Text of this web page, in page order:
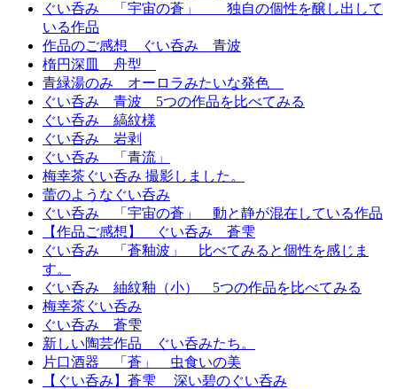
ぐい呑み 「宇宙の蒼」 独自の個性を醸し出して
いる作品
作品のご感想 ぐい呑み 青波
楕円深皿 舟型
青緑湯のみ オーロラみたいな発色
ぐい呑み 青波 5つの作品を比べてみる
ぐい呑み 縞紋様
ぐい呑み 岩剥
ぐい呑み 「青流」
梅幸茶ぐい呑み 撮影しました。
蕾のようなぐい呑み
ぐい呑み 「宇宙の蒼」 動と静が混在している作品
【作品ご感想】 ぐい呑み 蒼雫
ぐい呑み 「蒼釉波」 比べてみると個性を感じま
す。
ぐい呑み 紬紋釉（小） 5つの作品を比べてみる
梅幸茶ぐい呑み
ぐい呑み 蒼雫
新しい陶芸作品 ぐい呑みたち。
片口酒器 「蒼」 虫食いの美
【ぐい呑み】蒼雫 深い碧のぐい呑み